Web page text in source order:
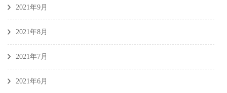
2021年9月
2021年8月
2021年7月
2021年6月